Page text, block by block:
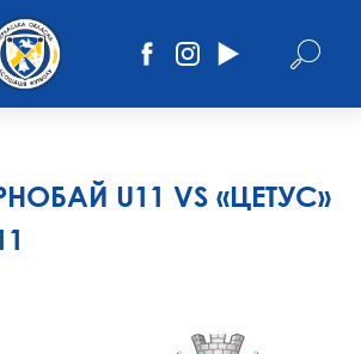
U11 VS «ЦЕТУС»